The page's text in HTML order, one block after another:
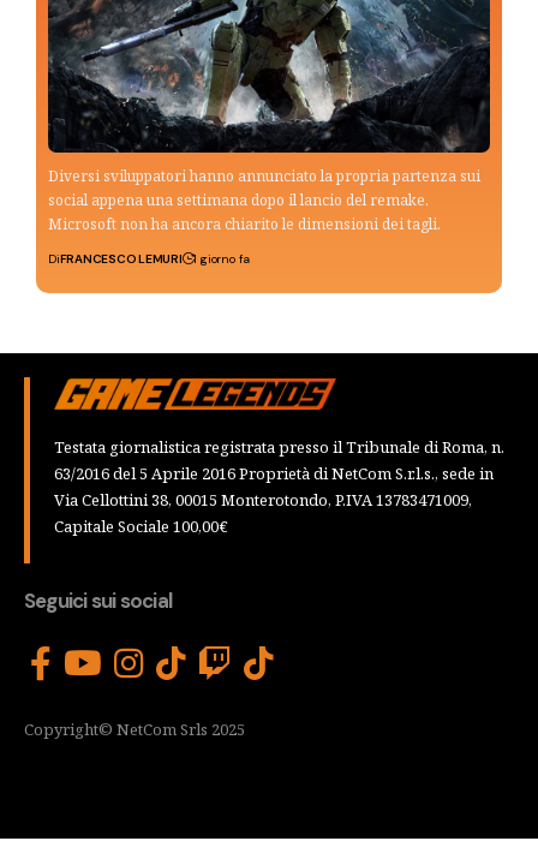
Diversi sviluppatori hanno annunciato la propria partenza sui
social appena una settimana dopo il lancio del remake.
Microsoft non ha ancora chiarito le dimensioni dei tagli.
DiFRANCESCO LEMURI 1 giorno fa
Testata giornalistica registrata presso il Tribunale di Roma, n.
63/2016 del 5 Aprile 2016 Proprietà di NetCom S.r.l.s., sede in
Via Cellottini 38, 00015 Monterotondo, P.IVA 13783471009,
Capitale Sociale 100,00€
Seguici sui social
Copyright© NetCom Srls 2025